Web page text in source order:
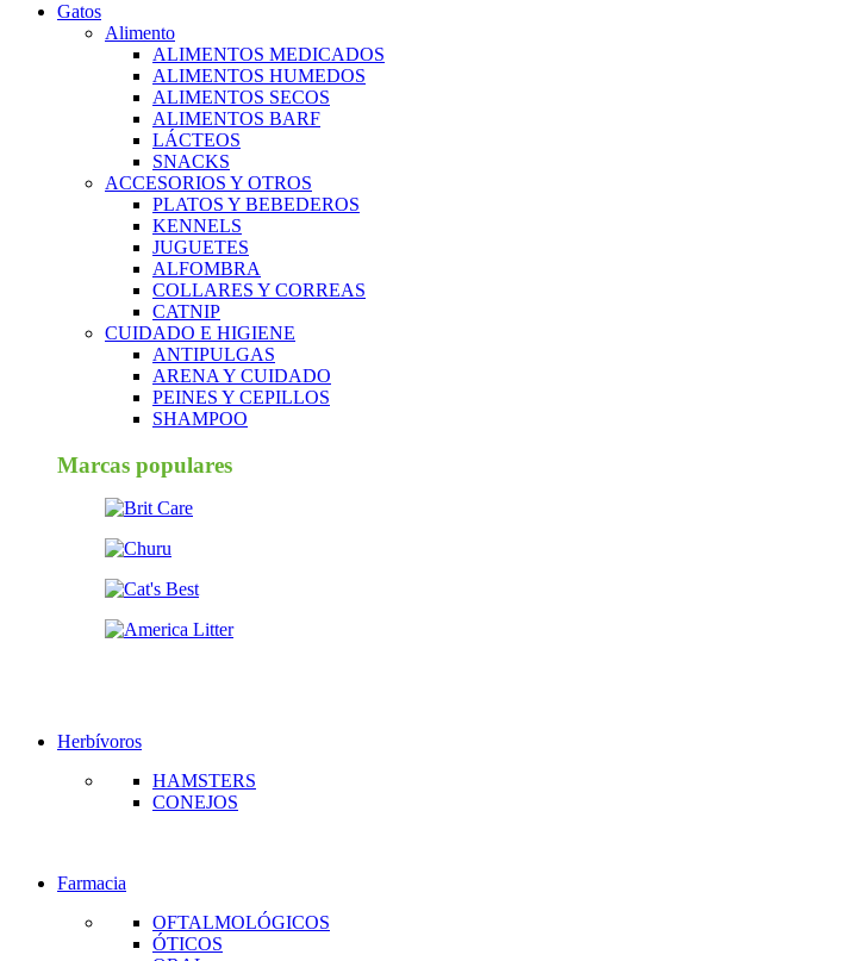
Gatos
Alimento
ALIMENTOS MEDICADOS
ALIMENTOS HUMEDOS
ALIMENTOS SECOS
ALIMENTOS BARF
LÁCTEOS
SNACKS
ACCESORIOS Y OTROS
PLATOS Y BEBEDEROS
KENNELS
JUGUETES
ALFOMBRA
COLLARES Y CORREAS
CATNIP
CUIDADO E HIGIENE
ANTIPULGAS
ARENA Y CUIDADO
PEINES Y CEPILLOS
SHAMPOO
Marcas populares
Herbívoros
HAMSTERS
CONEJOS
Farmacia
OFTALMOLÓGICOS
ÓTICOS